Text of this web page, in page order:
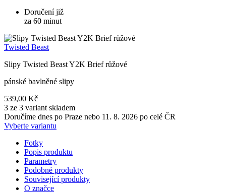
Doručení již
za 60 minut
Twisted Beast
Slipy Twisted Beast Y2K Brief růžové
pánské bavlněné slipy
539,00 Kč
3 ze 3 variant skladem
Doručíme dnes po Praze nebo 11. 8. 2026 po celé ČR
Vyberte variantu
Fotky
Popis produktu
Parametry
Podobné produkty
Související produkty
O značce